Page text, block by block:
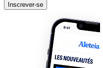
Inscrever-se